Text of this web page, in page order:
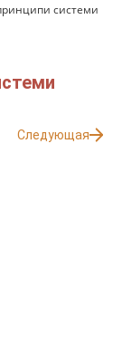
системи
Следующая